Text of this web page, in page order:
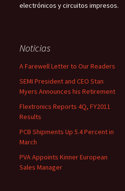
electrónicos y circuitos impresos.
Noticias
A Farewell Letter to Our Readers
SEMI President and CEO Stan
Myers Announces his Retirement
Flextronics Reports 4Q, FY2011
Results
PCB Shipments Up 5.4 Percent in
March
PVA Appoints Kinner European
Sales Manager